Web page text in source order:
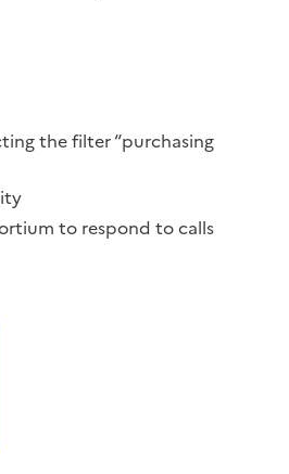
the filter “purchasing
to respond to calls